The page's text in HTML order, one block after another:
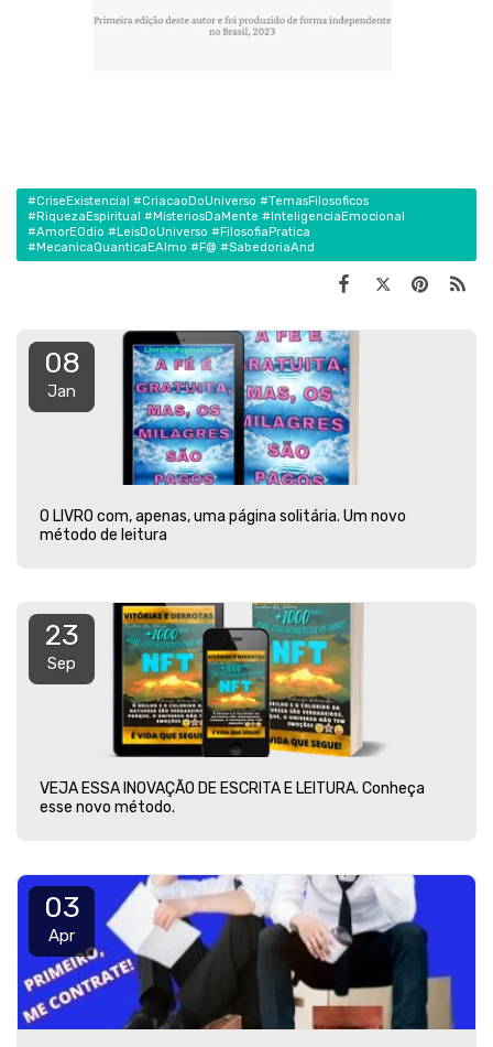
#CriseExistencial #CriacaoDoUniverso #TemasFilosoficos
#RiquezaEspiritual #MisteriosDaMente #InteligenciaEmocional
#AmorEOdio #LeisDoUniverso #FilosofiaPratica
#MecanicaQuanticaEAlmo #F@ #SabedoriaAnd
08
Jan
O LIVRO com, apenas, uma página solitária. Um novo
método de leitura
23
Sep
VEJA ESSA INOVAÇÃO DE ESCRITA E LEITURA. Conheça
esse novo método.
03
Apr